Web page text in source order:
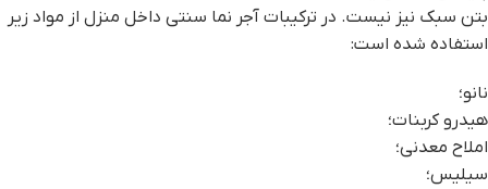
بتن سبک نیز نیست. در ترکیبات آجر نما سنتی داخل منزل از مواد زیر
استفاده شده است:
نانو؛
هیدرو کربنات؛
املاح معدنی؛
سیلیس؛